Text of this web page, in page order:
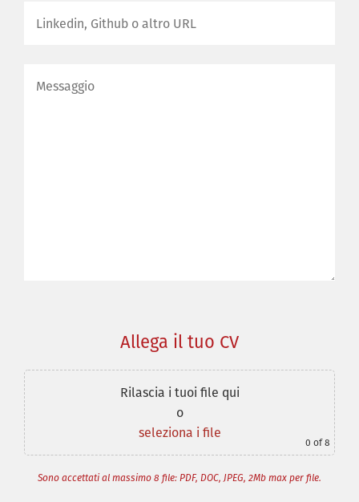
Allega il tuo CV
Rilascia i tuoi file qui
o
seleziona i file
0 of 8
Sono accettati al massimo 8 file: PDF, DOC, JPEG, 2Mb max per file.